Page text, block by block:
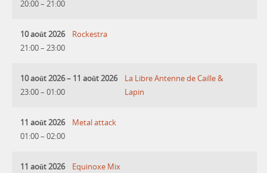
20:00– 21:00
10 août 2026
21:00– 23:00
Rockestra
10 août 2026– 11 août 2026
23:00– 01:00
La Libre Antenne de Caille &
Lapin
11 août 2026
01:00– 02:00
Metal attack
11 août 2026
Equinoxe Mix